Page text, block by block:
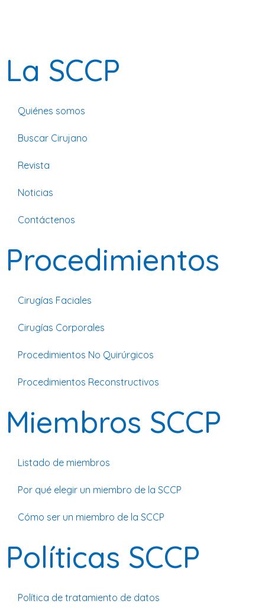
La SCCP
Quiénes somos
Buscar Cirujano
Revista
Noticias
Contáctenos
Procedimientos
Cirugías Faciales
Cirugías Corporales
Procedimientos No Quirúrgicos
Procedimientos Reconstructivos
Miembros SCCP
Listado de miembros
Por qué elegir un miembro de la SCCP
Cómo ser un miembro de la SCCP
Políticas SCCP
Política de tratamiento de datos